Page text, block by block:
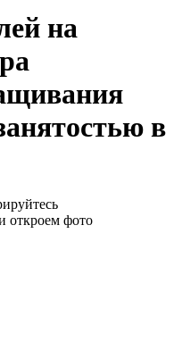
на
в
откроем фото